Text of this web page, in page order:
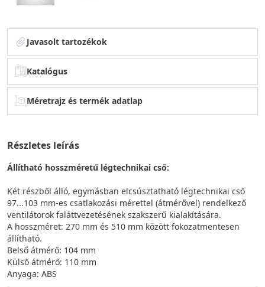
Javasolt tartozékok
Katalógus
Méretrajz és termék adatlap
Részletes leírás
Állítható hosszméretű légtechnikai cső:
Két részből álló, egymásban elcsúsztatható légtechnikai cső
97...103 mm-es csatlakozási mérettel (átmérővel) rendelkező
ventilátorok faláttvezetésének szakszerű kialakítására.
A hosszméret: 270 mm és 510 mm között fokozatmentesen
állítható.
Belső átmérő: 104 mm
Külső átmérő: 110 mm
Anyaga: ABS